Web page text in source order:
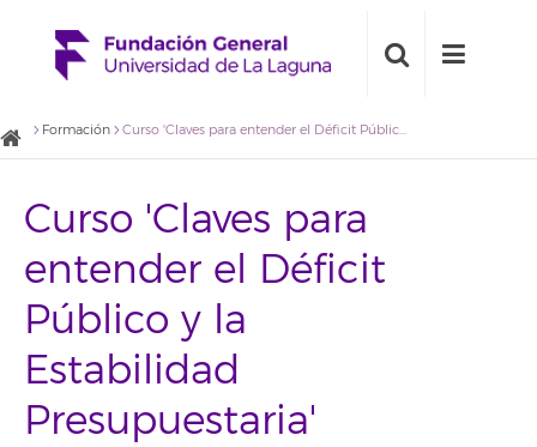
Formación Curso 'Claves para entender el Déficit Público y la Estabilidad Presupuestaria'
Curso 'Claves para
entender el Déficit
Público y la
Estabilidad
Presupuestaria'